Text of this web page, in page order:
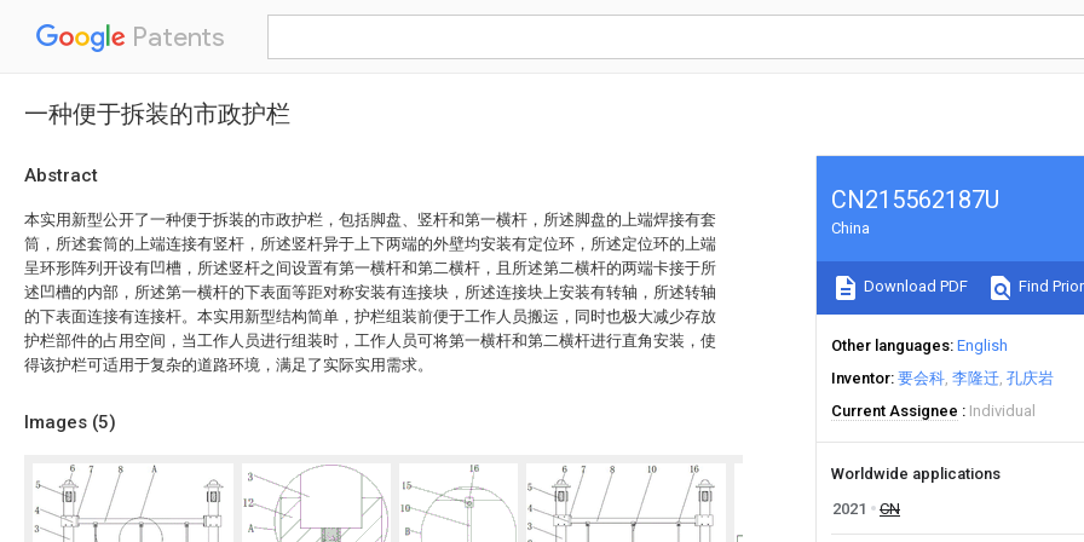
Patents
一种便于拆装的市政护栏
Abstract
本实用新型公开了一种便于拆装的市政护栏，包括脚盘、竖杆和第一横杆，所述脚盘的上端焊接有套
筒，所述套筒的上端连接有竖杆，所述竖杆异于上下两端的外壁均安装有定位环，所述定位环的上端
呈环形阵列开设有凹槽，所述竖杆之间设置有第一横杆和第二横杆，且所述第二横杆的两端卡接于所
述凹槽的内部，所述第一横杆的下表面等距对称安装有连接块，所述连接块上安装有转轴，所述转轴
的下表面连接有连接杆。本实用新型结构简单，护栏组装前便于工作人员搬运，同时也极大减少存放
护栏部件的占用空间，当工作人员进行组装时，工作人员可将第一横杆和第二横杆进行直角安装，使
得该护栏可适用于复杂的道路环境，满足了实际实用需求。
Images (5)
CN215562187U
China
Download PDF Find
Other languages English
Inventor 要会科 李隆迁 孔庆岩
Current Assignee
Individual
Worldwide applications
2021
CN